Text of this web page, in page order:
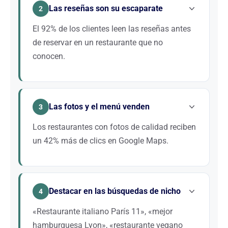
gestionar sus reseñas, sus fotos y sus publicaciones
inmediato para llenar su sala al mediodía y por la
noche.
2 Las reseñas son su escaparate
El 92% de los clientes leen las reseñas antes
de reservar en un restaurante que no
conocen.
Las reseñas de Google, TripAdvisor y TheFork son
4,2 estrellas hace perder hasta el 70% de los
una palanca de marketing tan poderosa como una
campaña publicitaria.
3 Las fotos y el menú venden
Los restaurantes con fotos de calidad reciben
un 42% más de clics en Google Maps.
Sus platos deben abrir el apetito desde la búsqueda
publicaciones regulares: estos elementos de
por el algoritmo de Google para clasificar su
restaurante.
4 Destacar en las búsquedas de nicho
«Restaurante italiano París 11», «mejor
hamburguesa Lyon», «restaurante vegano